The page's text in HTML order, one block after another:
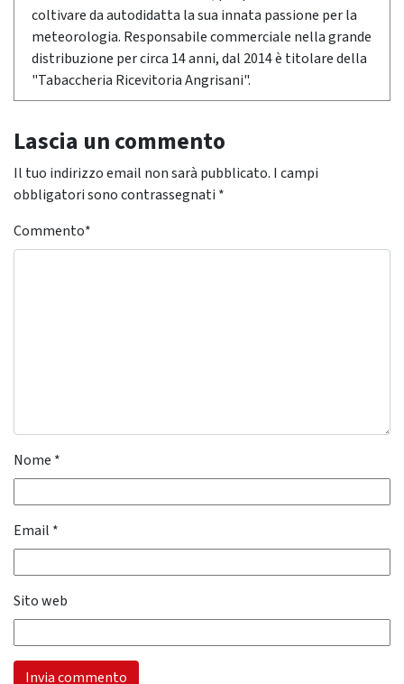
coltivare da autodidatta la sua innata passione per la
meteorologia. Responsabile commerciale nella grande
distribuzione per circa 14 anni, dal 2014 è titolare della
"Tabaccheria Ricevitoria Angrisani".
Lascia un commento
Il tuo indirizzo email non sarà pubblicato. I campi
obbligatori sono contrassegnati *
Commento*
Nome *
Email *
Sito web